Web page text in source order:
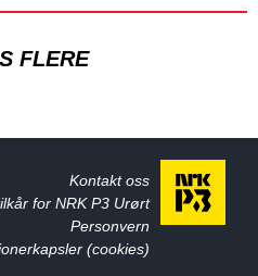
FLERE
Kontakt oss
for NRK P3 Urørt
Personvern
(cookies)